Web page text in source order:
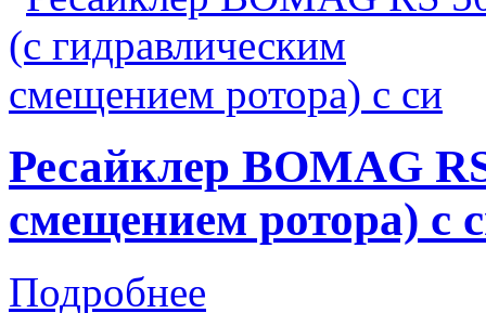
Ресайклер BOMAG
смещением ротора) с
Подробнее